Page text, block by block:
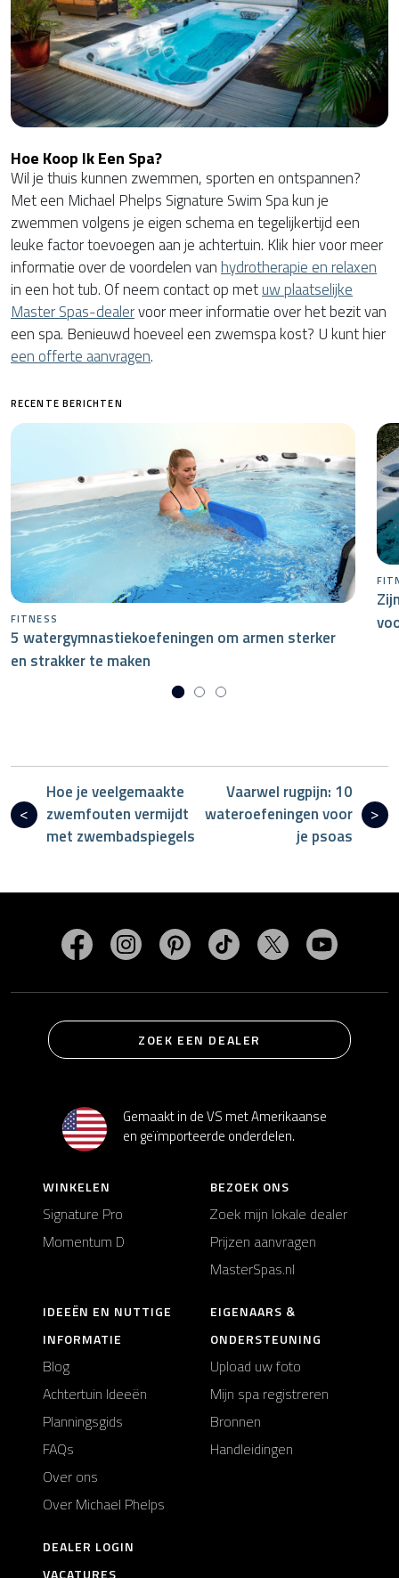
Hoe Koop Ik Een Spa?
Wil je thuis kunnen zwemmen, sporten en ontspannen?
Met een Michael Phelps Signature Swim Spa kun je
zwemmen volgens je eigen schema en tegelijkertijd een
leuke factor toevoegen aan je achtertuin. Klik hier voor meer
informatie over de voordelen van hydrotherapie en relaxen
in een hot tub. Of neem contact op metuw plaatselijke
Master Spas-dealervoor meer informatie over het bezit van
een spa. Benieuwd hoeveel een zwemspa kost? U kunt hier
een offerte aanvragen.
RECENTE BERICHTEN
FITNESS
5 watergymnastiekoefeningen om armen sterker
en strakker te maken
Hoe je veelgemaakte
zwemfouten vermijdt
met zwembadspiegels
Vaarwel rugpijn: 10
wateroefeningen voor
je psoas
Bezoek MasterSpas op Facebook
Bezoek MasterSpas op Instagram
Bezoek MasterSpas op Pinterest
Bezoek MasterSpas op
BezoekBezoek
Gemaakt in de VS met Amerikaanse
en geïmporteerde onderdelen.
ZOEK EEN DEALER
WINKELEN
Signature Pro
Momentum D
BEZOEK ONS
Zoek mijn lokale dealer
Prijzen aanvragen
MasterSpas.nl
IDEEËN EN NUTTIGE
INFORMATIE
Blog
Achtertuin Ideeën
Planningsgids
FAQs
Over ons
Over Michael Phelps
EIGENAARS &
ONDERSTEUNING
Upload uw foto
Mijn spa registreren
Bronnen
Handleidingen
DEALER LOGIN